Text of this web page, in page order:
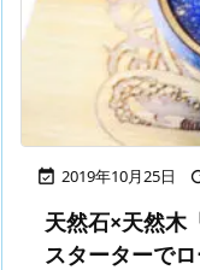
 2019年10月25日
天然石×天然
スターターで